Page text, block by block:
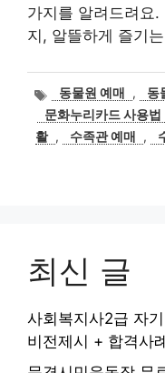
가지를 알려드려요
지, 알뜰하게 즐기
태
그
동물원 예매 , 동
문화누리카드 사용법
활 , 수족관 예매 ,
최신 글
사회복지사2급 자
비전제시 + 합격사